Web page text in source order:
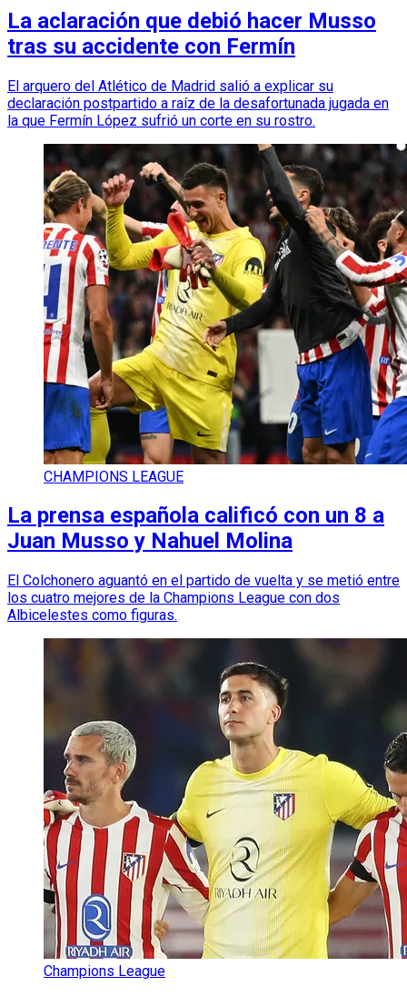
La aclaración que debió hacer Musso
tras su accidente con Fermín
El arquero del Atlético de Madrid salió a explicar su
declaración postpartido a raíz de la desafortunada jugada en
la que Fermín López sufrió un corte en su rostro.
CHAMPIONS LEAGUE
La prensa española calificó con un 8 a
Juan Musso y Nahuel Molina
El Colchonero aguantó en el partido de vuelta y se metió entre
los cuatro mejores de la Champions League con dos
Albicelestes como figuras.
Champions League